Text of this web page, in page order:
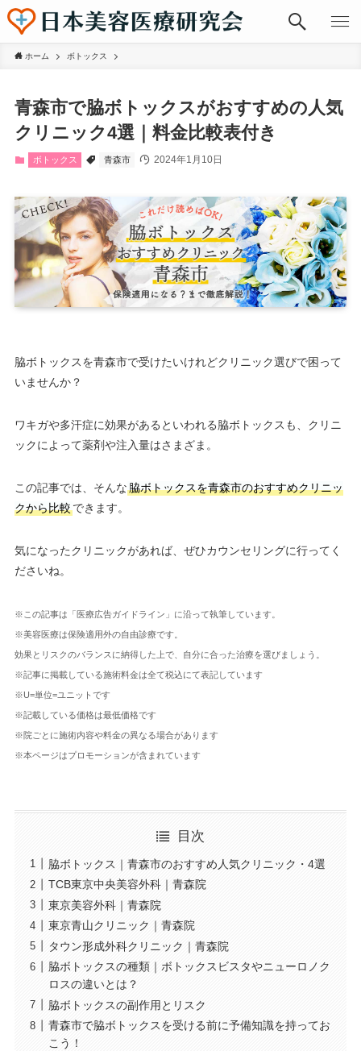
ホーム ボトックス
青森市で脇ボトックスがおすすめの人気
クリニック4選｜料金比較表付き
ボトックス 青森市 2024年1月10日
脇ボトックスを青森市で受けたいけれどクリニック選びで困って
いませんか？
ワキガや多汗症に効果があるといわれる脇ボトックスも、クリニ
ックによって薬剤や注入量はさまざま。
この記事では、そんな脇ボトックスを青森市のおすすめクリニッ
クから比較できます。
気になったクリニックがあれば、ぜひカウンセリングに行ってく
ださいね。
※この記事は「医療広告ガイドライン」に沿って執筆しています。
※美容医療は保険適用外の自由診療です。
効果とリスクのバランスに納得した上で、自分に合った治療を選びましょう。
※記事に掲載している施術料金は全て税込にて表記しています
※U=単位=ユニットです
※記載している価格は最低価格です
※院ごとに施術内容や料金の異なる場合があります
※本ページはプロモーションが含まれています
目次
脇ボトックス｜青森市のおすすめ人気クリニック・4選
TCB東京中央美容外科｜青森院
東京美容外科｜青森院
東京青山クリニック｜青森院
タウン形成外科クリニック｜青森院
脇ボトックスの種類｜ボトックスビスタやニューロノク
ロスの違いとは？
脇ボトックスの副作用とリスク
青森市で脇ボトックスを受ける前に予備知識を持ってお
こう！